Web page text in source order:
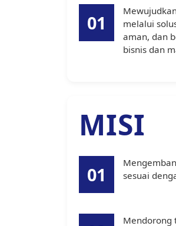
01
melalui
aman, dan
bisnis dan
MISI
01
sesuai
Mendorong